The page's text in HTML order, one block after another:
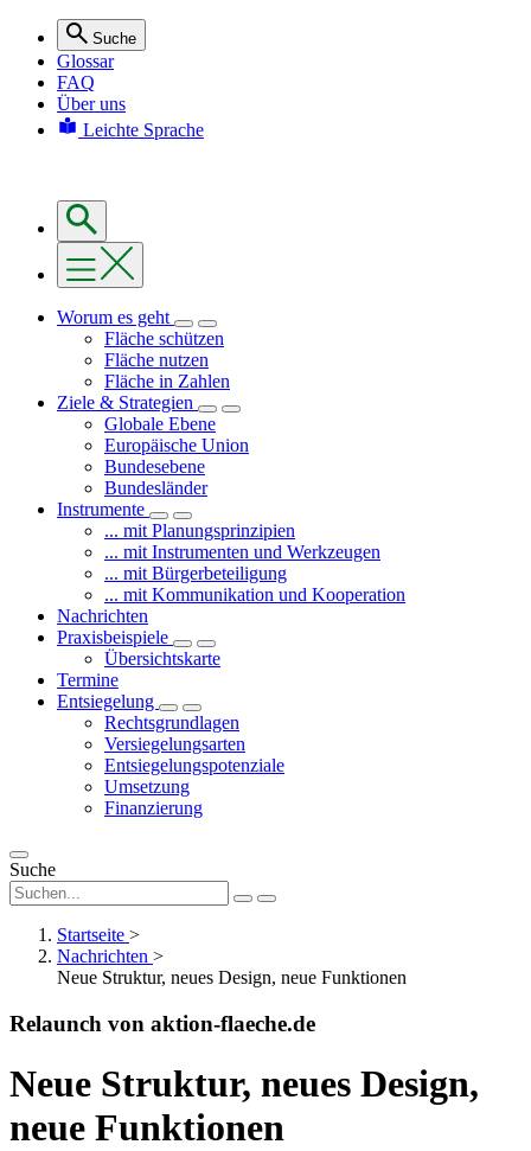
Suche
Glossar
FAQ
Über uns
Leichte Sprache
Worum es geht
Fläche schützen
Fläche nutzen
Fläche in Zahlen
Ziele & Strategien
Globale Ebene
Europäische Union
Bundesebene
Bundesländer
Instrumente
... mit Planungsprinzipien
... mit Instrumenten und Werkzeugen
... mit Bürgerbeteiligung
... mit Kommunikation und Kooperation
Nachrichten
Praxisbeispiele
Übersichtskarte
Termine
Entsiegelung
Rechtsgrundlagen
Versiegelungsarten
Entsiegelungspotenziale
Umsetzung
Finanzierung
Suche
Startseite >
Nachrichten >
Neue Struktur, neues Design, neue Funktionen
Relaunch von aktion-flaeche.de
Neue Struktur, neues Design,
neue Funktionen